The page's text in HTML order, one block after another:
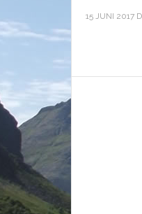
15 JUNI 2017